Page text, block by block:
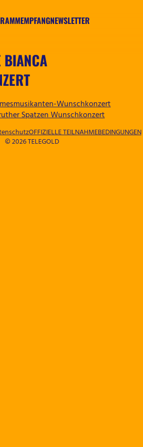
EMPFANGNEWSLETTER
W
Wunschkonzert
Spatzen Wunschkonzert
© 2026 TELEGOLD
OFFIZIELLE TEILNAHMEBEDINGUNGEN